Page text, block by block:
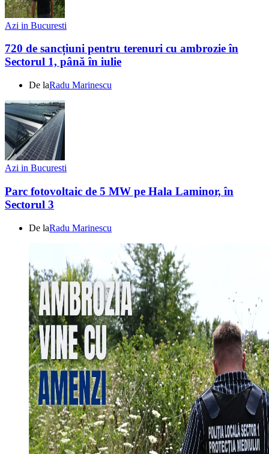
Azi in Bucuresti
720 de sancțiuni pentru terenuri cu ambrozie în
Sectorul 1, până în iulie
De laRadu Marinescu
Azi in Bucuresti
Parc fotovoltaic de 5 MW pe Hala Laminor, în
Sectorul 3
De laRadu Marinescu